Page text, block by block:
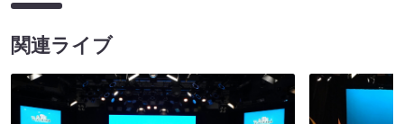
関連ライブ